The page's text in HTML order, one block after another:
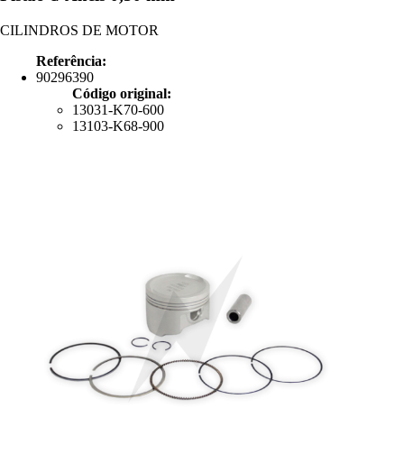
CILINDROS DE MOTOR
Referência:
90296390
Código original:
13031-K70-600
13103-K68-900